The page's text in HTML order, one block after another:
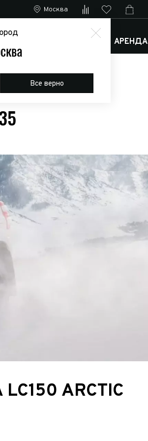
Москва
Все верно
АРЕНДА
ARCTIC